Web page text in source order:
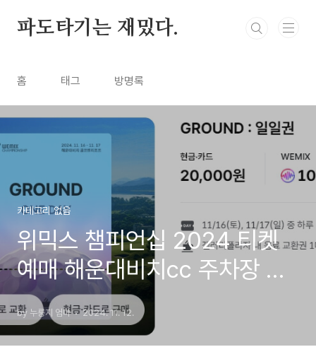
파도타기는 재밌다.
홈 태그 방명록
카테고리 없음
위믹스 챔피언십 2024 티켓
예매 해운대비치cc 주차장 셔
틀
by 누룽지 엄마 2024. 11. 12.